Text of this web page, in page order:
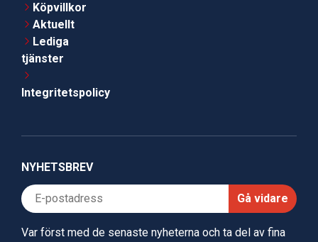
Köpvillkor
Aktuellt
Lediga
tjänster
Integritetspolicy
NYHETSBREV
Gå vidare
Var först med de senaste nyheterna och ta del av fina